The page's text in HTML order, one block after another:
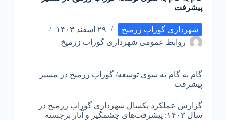
پیشرفت
شهرداری گوراب زرمیخ
۲۹ اسفند ۱۴۰۳
روابط عمومی شهرداری گوراب زرمیخ
گام به گام به سوی توسعه/ گوراب زرمیخ در مسیر
پیشرفت
گزارش عملکرد یکسال شهرداری گوراب زرمیخ در
سال ۱۴۰۳: پیشرفت‌های چشمگیر و آثار برجسته